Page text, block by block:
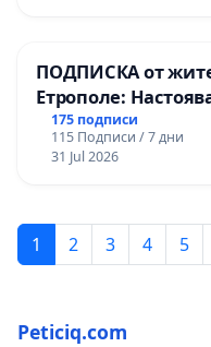
ПОДПИСКА от
Етрополе:
“Елаците-МЕД”
изпълнят всички
175 подписи
115 Подписи / 7 дни
31 Jul 2026
1 2 3 4 5
Peticiq.com